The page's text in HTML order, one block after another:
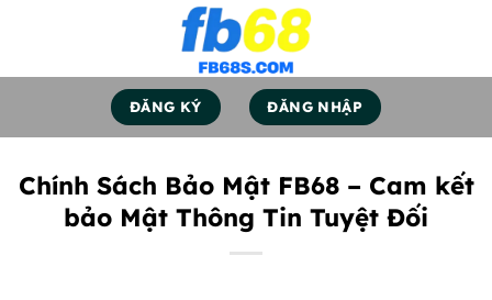
ĐĂNG KÝ ĐĂNG NHẬP
Chính Sách Bảo Mật FB68 – Cam kết
bảo Mật Thông Tin Tuyệt Đối